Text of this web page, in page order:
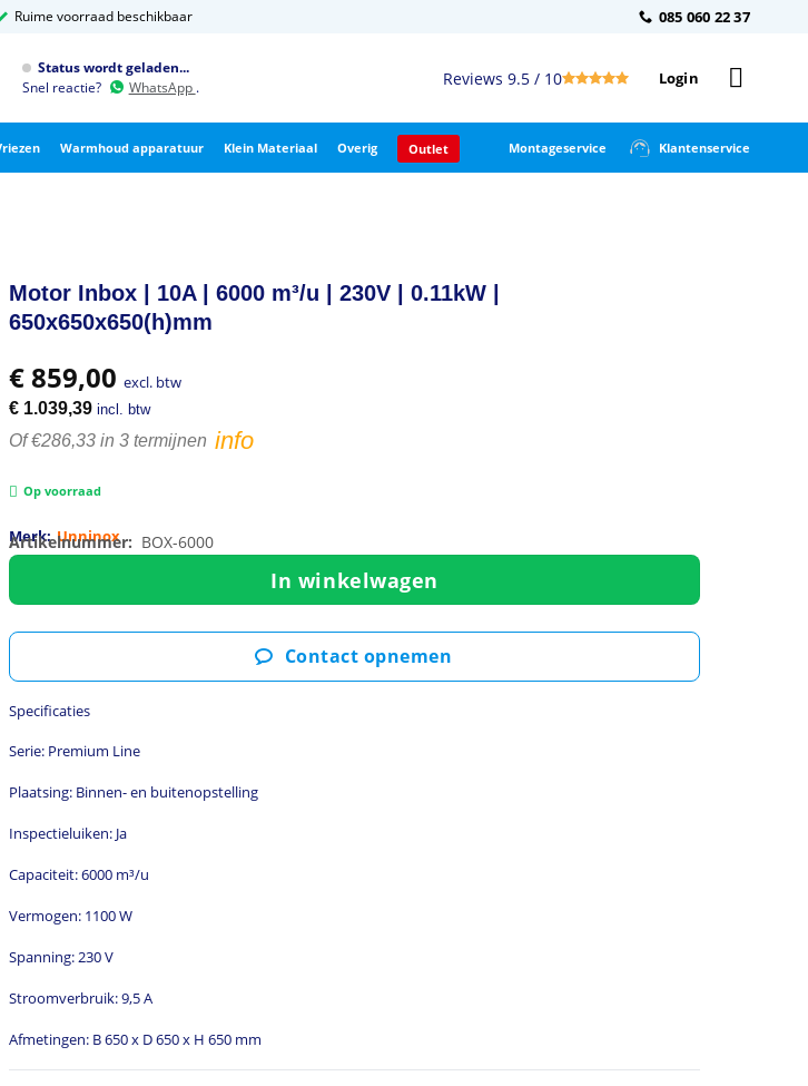
Ruime voorraad beschikbaar 085 060 22 37
Status wordt geladen...
Snel reactie?
WhatsApp . Reviews 9.5 / 10 Login
Warmhoud apparatuur Klein Materiaal Overig Outlet Montageservice Klantenservice
Motor Inbox | 10A | 6000 m³/u | 230V | 0.11kW |
650x650x650(h)mm
€859,00 excl. btw
€ 1.039,39 incl. btw
Of €286,33 in 3 termijnen info
Op voorraad
Merk: Unninox
Artikelnummer: BOX-6000
In winkelwagen
Contact opnemen
Specificaties
Serie: Premium Line
Plaatsing: Binnen- en buitenopstelling
Inspectieluiken: Ja
Capaciteit: 6000 m³/u
Vermogen: 1100 W
Spanning: 230 V
Stroomverbruik: 9,5 A
Afmetingen: B 650 x D 650 x H 650 mm